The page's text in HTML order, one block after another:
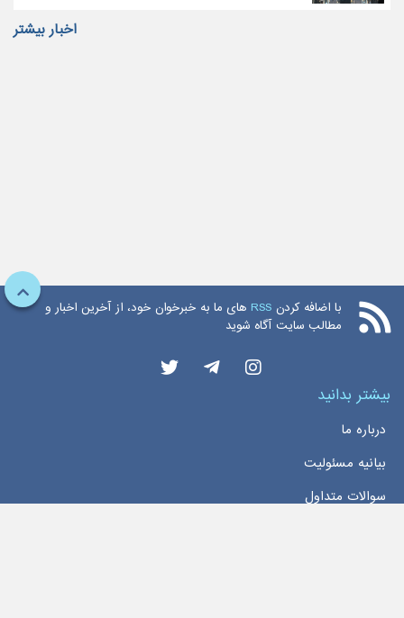
اخبار بیشتر
با اضافه کردن RSS های ما به خبرخوان خود، از آخرین اخبار و
مطالب سایت آگاه شوید
بیشتر بدانید
درباره ما
بیانیه مسئولیت
سوالات متداول